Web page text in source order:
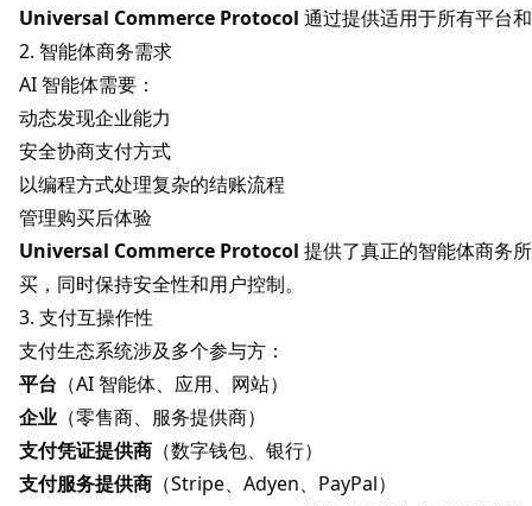
Universal Commerce Protocol 通过提供适用于所有平台
2. 智能体商务需求
AI 智能体需要：
动态发现企业能力
安全协商支付方式
以编程方式处理复杂的结账流程
管理购买后体验
Universal Commerce Protocol 提供了真正的智能体商务
买，同时保持安全性和用户控制。
3. 支付互操作性
支付生态系统涉及多个参与方：
平台 （AI 智能体、应用、网站）
企业 （零售商、服务提供商）
支付凭证提供商 （数字钱包、银行）
支付服务提供商 （Stripe、Adyen、PayPal）